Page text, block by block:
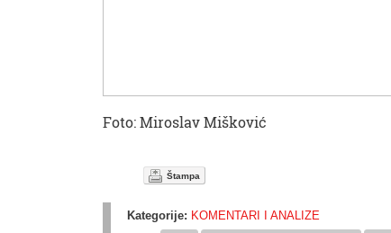
Foto: Miroslav Mišković
Štampa
Kategorije: KOMENTARI I ANALIZE